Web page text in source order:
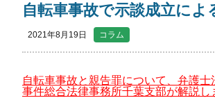
自転車事故で示談成立によ
2021年8月19日 コラム
自転車事故と親告罪について、弁護士
事件総合法律事務所千葉支部が解説し